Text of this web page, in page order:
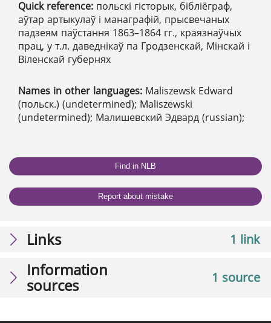
Quick reference: польскі гісторык, бібліёграф,
аўтар артыкулаў і манаграфій, прысвечаных
падзеям паўстання 1863–1864 гг., краязнаўчых
прац, у т.л. даведнікаў па Гродзенскай, Мінскай і
Віленскай губернях
Names in other languages: Maliszewsk Edward
(польск.) (undetermined); Maliszewski
(undetermined); Малишевский Эдвард (russian);
Find in NLB
Report about mistake
1 link
Links
1 source
Information
sources